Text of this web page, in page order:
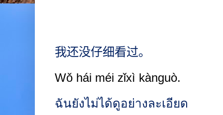
我还没仔细看过。
Wǒ hái méi zǐxì kànguò.
ฉันยังไม่ได้ดูอย่างละเอียด